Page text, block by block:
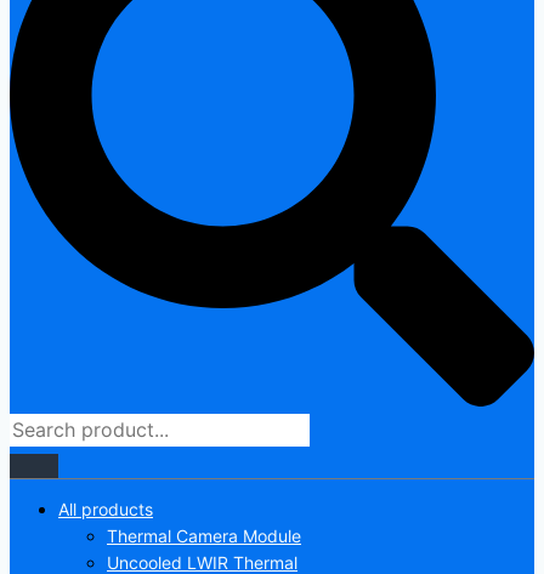
All products
Thermal Camera Module
Uncooled LWIR Thermal